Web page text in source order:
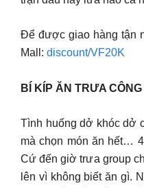
Để được giao hàng tận
Mall: discount/VF20K
BÍ KÍP ĂN TRƯA
Tình huống dở khóc dở
mà chọn món ăn hết…
Cứ đến giờ trưa group
lên vì không biết ăn gì.